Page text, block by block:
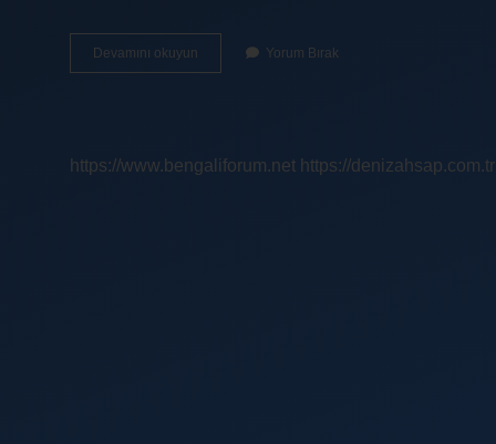
Devamını okuyun
Bakım
Alır
Yorum Bırak
https://www.bengaliforum.net https://denizahsap.com.tr